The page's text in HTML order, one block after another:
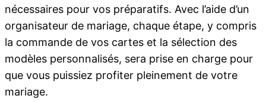
nécessaires pour vos préparatifs. Avec l’aide d’un
organisateur de mariage, chaque étape, y compris
la commande de vos cartes et la sélection des
modèles personnalisés, sera prise en charge pour
que vous puissiez profiter pleinement de votre
mariage.